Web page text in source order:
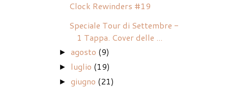
Clock Rewinders #19
Speciale Tour di Settembre -
1 Tappa. Cover delle ...
►agosto (9)
► luglio (19)
►giugno (21)